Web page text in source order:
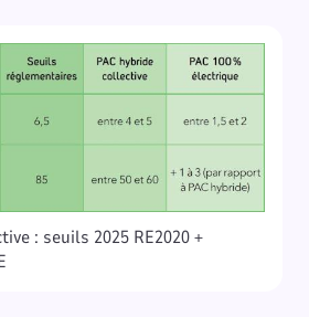
: seuils 2025 RE2020 +